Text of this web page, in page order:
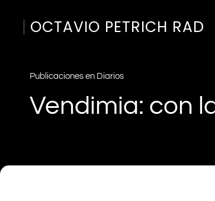
OCTAVIO PETRICH RAD
Publicaciones en Diarios
Vendimia: con